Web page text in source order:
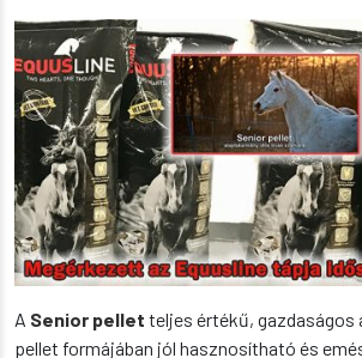
A Senior pellet teljes értékű, gazdaságos
pellet formájában jól hasznosítható és